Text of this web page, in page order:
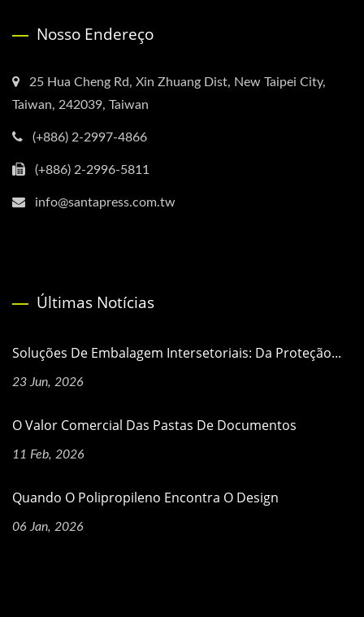
Nosso Endereço
25 Hua Cheng Rd, Xin Zhuang Dist, New Taipei City,
Taiwan, 242039, Taiwan
(+886) 2-2997-4866
(+886) 2-2996-5811
info@santapress.com.tw
Últimas Notícias
Soluções De Embalagem Intersetoriais: Da Proteção...
23 Jun, 2026
O Valor Comercial Das Pastas De Documentos
11 Feb, 2026
Quando O Polipropileno Encontra O Design
06 Jan, 2026